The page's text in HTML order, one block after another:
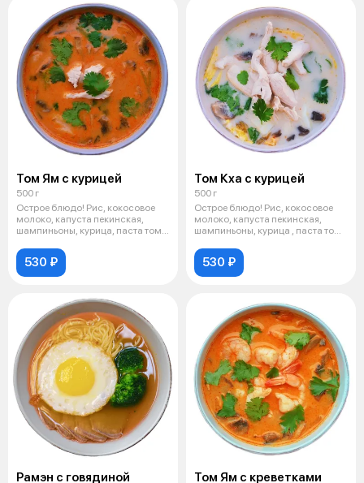
Том Ям с курицей
500 г
Острое блюдо! Рис, кокосовое
молоко, капуста пекинская,
шампиньоны, курица, паста том-
530 ₽
Том Кха с курицей
500 г
Острое блюдо! Рис, кокосовое
молоко, капуста пекинская,
шампиньоны, курица , паста том-
530 ₽
Рамэн с говядиной Том Ям с креветками